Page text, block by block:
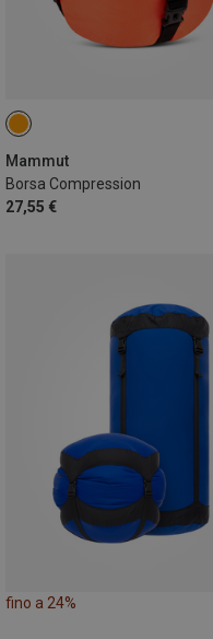
Mammut
Borsa Compression
27,55 €
L
fino a 24%